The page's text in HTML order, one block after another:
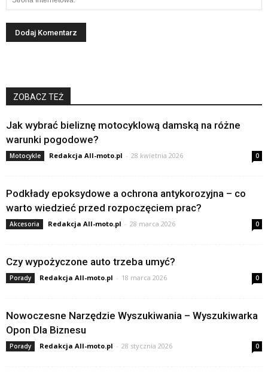
ZOBACZ TEŻ
Jak wybrać bieliznę motocyklową damską na różne
warunki pogodowe?
Motocykle Redakcja All-moto.pl - 28 kwietnia 2026 0
Podkłady epoksydowe a ochrona antykorozyjna – co
warto wiedzieć przed rozpoczęciem prac?
Akcesoria Redakcja All-moto.pl - 28 marca 2026 0
Czy wypożyczone auto trzeba umyć?
Porady Redakcja All-moto.pl - 18 marca 2026 0
Nowoczesne Narzędzie Wyszukiwania – Wyszukiwarka
Opon Dla Biznesu
Porady Redakcja All-moto.pl - 28 stycznia 2026 0